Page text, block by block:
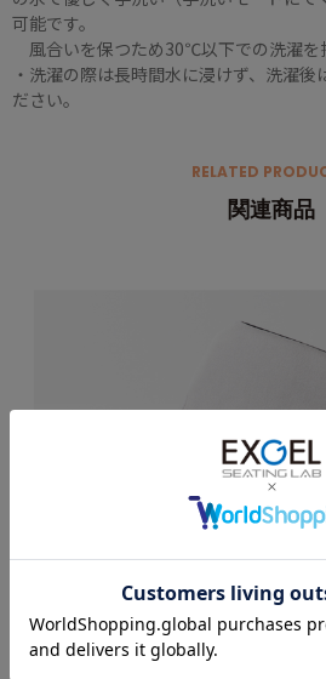
RELATED
関連商品
可能です。
風合いを保つため30℃以下での洗濯を
・洗濯の際は長時間水に浸けず、洗濯後
ださい。